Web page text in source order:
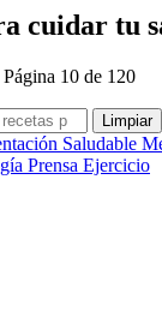
cuidar tu
10 de 120
Limpiar
Saludable
Prensa Ejercicio